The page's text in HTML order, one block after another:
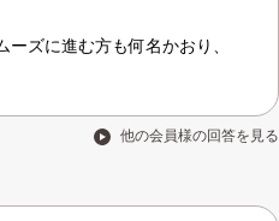
ズに進む方も何名かおり、
他の会員様の回答を見る